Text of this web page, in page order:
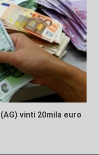
vinti 20mila euro